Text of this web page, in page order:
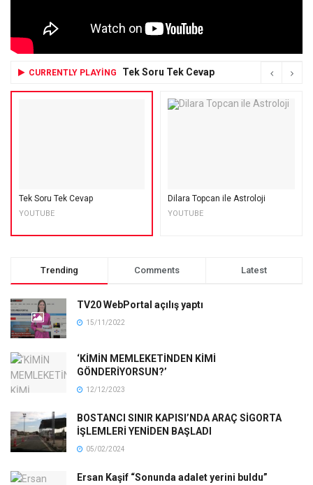
CURRENTLY PLAYING Tek Soru Tek Cevap
Tek Soru Tek Cevap
YOUTUBE
Dilara Topcan ile Astroloji
YOUTUBE
Trending Comments Latest
TV20 WebPortal açılış yaptı
15/11/2022
‘KİMİN MEMLEKETİNDEN KİMİ
GÖNDERİYORSUN?’
12/12/2023
BOSTANCI SINIR KAPISI’NDA ARAÇ SİGORTA
İŞLEMLERİ YENİDEN BAŞLADI
05/02/2024
Ersan Kaşif “Sonunda adalet yerini buldu”